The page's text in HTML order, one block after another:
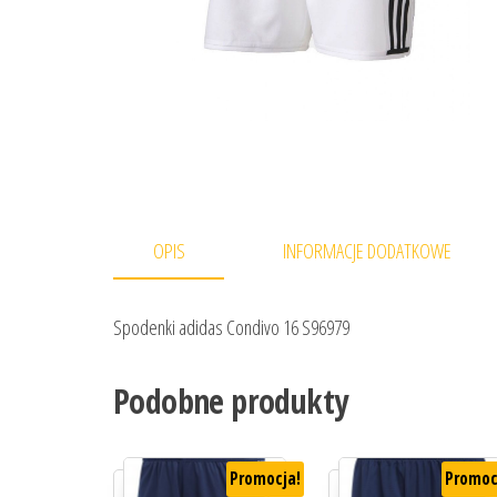
OPIS INFORMACJE DODATKOWE
Spodenki adidas Condivo 16 S96979
Podobne produkty
Promocja!